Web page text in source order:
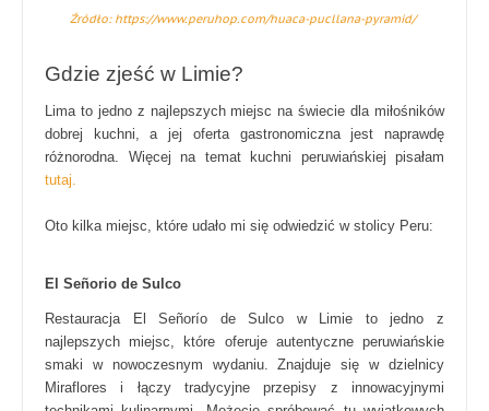
Źródło: https://www.peruhop.com/huaca-pucllana-pyramid/
Gdzie zjeść w Limie?
Lima to jedno z najlepszych miejsc na świecie dla miłośników
dobrej kuchni, a jej oferta gastronomiczna jest naprawdę
różnorodna. Więcej na temat kuchni peruwiańskiej pisałam
tutaj.
Oto kilka miejsc, które udało mi się odwiedzić w stolicy Peru:
El Señorio de Sulco
Restauracja El Señorío de Sulco w Limie to jedno z
najlepszych miejsc, które oferuje autentyczne peruwiańskie
smaki w nowoczesnym wydaniu. Znajduje się w dzielnicy
Miraflores i łączy tradycyjne przepisy z innowacyjnymi